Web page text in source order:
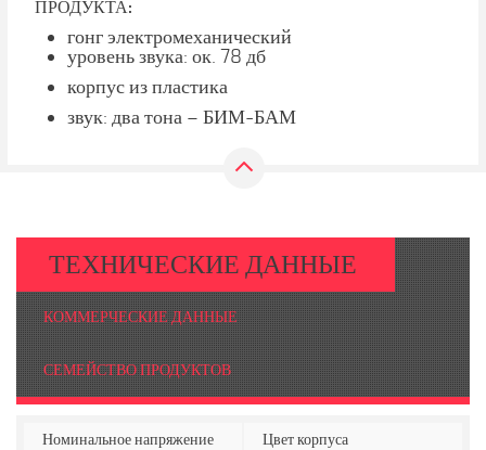
ПРОДУКТА:
гонг электромеханический
уровень звука: ок. 78 дб
корпус из пластика
звук: два тона – БИМ-БАМ
ТЕХНИЧЕСКИЕ ДАННЫЕ
КОММЕРЧЕСКИЕ ДАННЫЕ
СЕМЕЙСТВО ПРОДУКТОВ
Номинальное напряжение Цвет корпуса